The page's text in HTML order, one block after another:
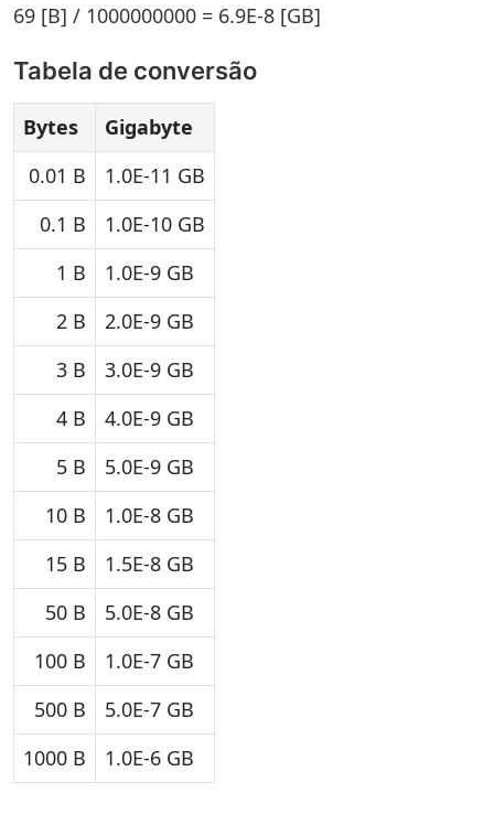
69 [B] / 1000000000 = 6.9E-8 [GB]
Tabela de conversão
Bytes
Gigabyte
0.01 B
1.0E-11 GB
0.1 B
1.0E-10 GB
1 B
1.0E-9 GB
2 B
2.0E-9 GB
3 B
3.0E-9 GB
4 B
4.0E-9 GB
5 B
5.0E-9 GB
10 B
1.0E-8 GB
15 B
1.5E-8 GB
50 B
5.0E-8 GB
100 B
1.0E-7 GB
500 B
5.0E-7 GB
1000 B
1.0E-6 GB